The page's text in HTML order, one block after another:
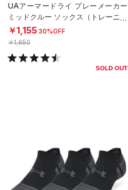
UAアーマードライ プレーメーカー
ミッドクルー ソックス（トレーニン
グ/UNISEX）
￥1,155 30%OFF
￥1,650
SOLD OUT